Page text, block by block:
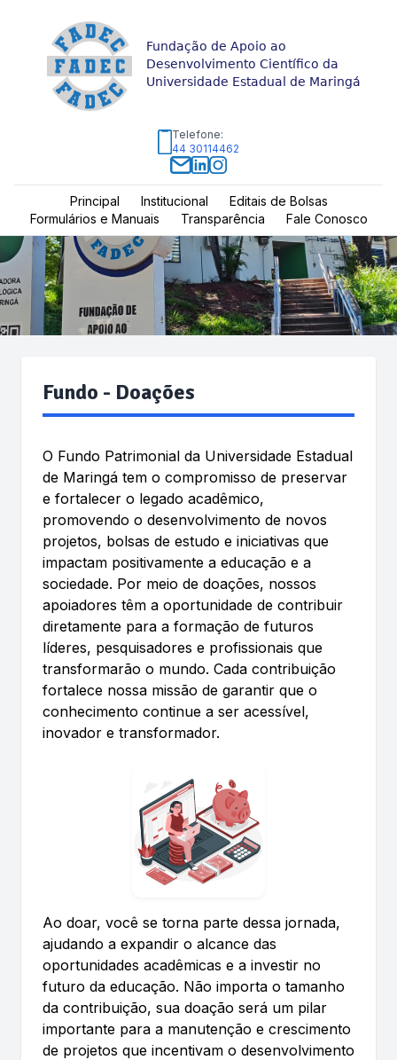
Fundação de Apoio ao
Desenvolvimento Científico da
Universidade Estadual de Maringá
Telefone:
44 30114462
Principal Institucional
Editais de Bolsas
Formulários e Manuais
Transparência Fale Conosco
Fundo - Doações
O Fundo Patrimonial da Universidade Estadual
de Maringá tem o compromisso de preservar
e fortalecer o legado acadêmico,
promovendo o desenvolvimento de novos
projetos, bolsas de estudo e iniciativas que
impactam positivamente a educação e a
sociedade. Por meio de doações, nossos
apoiadores têm a oportunidade de contribuir
diretamente para a formação de futuros
líderes, pesquisadores e profissionais que
transformarão o mundo. Cada contribuição
fortalece nossa missão de garantir que o
conhecimento continue a ser acessível,
inovador e transformador.
Ao doar, você se torna parte dessa jornada,
ajudando a expandir o alcance das
oportunidades acadêmicas e a investir no
futuro da educação. Não importa o tamanho
da contribuição, sua doação será um pilar
importante para a manutenção e crescimento
de projetos que incentivam o desenvolvimento